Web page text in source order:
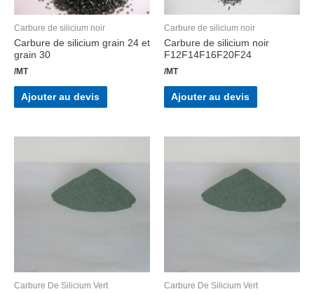
Carbure de silicium noir
Carbure de silicium grain 24 et
grain 30
/MT
Ajouter au devis
Carbure de silicium noir
Carbure de silicium noir
F12F14F16F20F24
/MT
Ajouter au devis
Carbure De Silicium Vert Carbure De Silicium Vert